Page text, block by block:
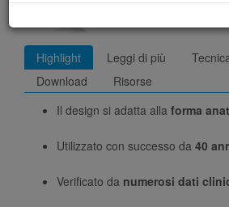
Highlight Leggi di più
Download
Risorse
Il design si adatta alla forma
Utilizzato con successo da 40
Verificato da numerosi dati